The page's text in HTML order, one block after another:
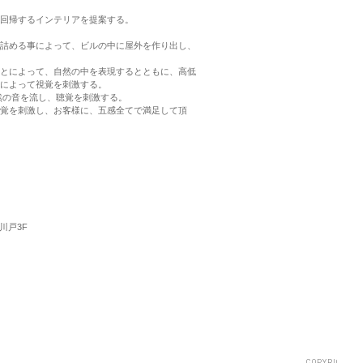
帰するインテリアを提案する。
める事によって、ビルの中に屋外を作り出し、
によって、自然の中を表現するとともに、高低
よって視覚を刺激する。
音を流し、聴覚を刺激する。
を刺激し、お客様に、五感全てで満足して頂
戸3F